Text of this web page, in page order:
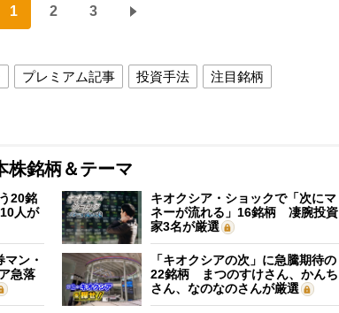
1 2 3
プレミアム記事 投資手法
注目銘柄
株銘柄＆テーマ
20銘
人が
キオクシア・ショックで「次にマ
ネーが流れる」16銘柄 凄腕投資
家3名が厳選
ン・
急落
「キオクシアの次」に急騰期待の
22銘柄 まつのすけさん、かんち
さん、なのなのさんが厳選